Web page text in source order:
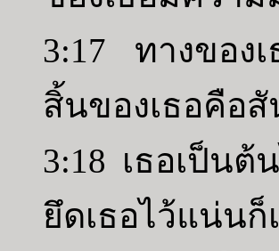
3:17 ทางของ
สิ้นของเธอคือ
3:18 เธอเป็น
ยึดเธอไว้แน่นก็